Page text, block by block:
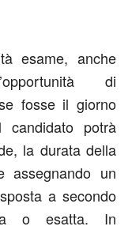
esame, anche
di
fosse il giorno
candidato potrà
la durata della
un
a secondo
o esatta. In